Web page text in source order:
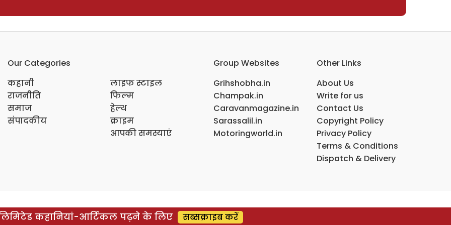
Our Categories
कहानी
राजनीति
समाज
संपादकीय
लाइफ स्टाइल
फिल्म
हेल्थ
क्राइम
आपकी समस्याएं
Group Websites
Grihshobha.in
Champak.in
Caravanmagazine.in
Sarassalil.in
Motoringworld.in
Other Links
About Us
Write for us
Contact Us
Copyright Policy
Privacy Policy
Terms & Conditions
Dispatch & Delivery
कहानियां-आर्टिकल पढ़ने के लिए सब्सक्राइब करें